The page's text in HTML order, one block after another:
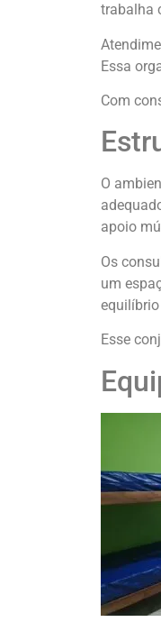
trabalha
Essa
Com
O
apoio
Os
um
Esse